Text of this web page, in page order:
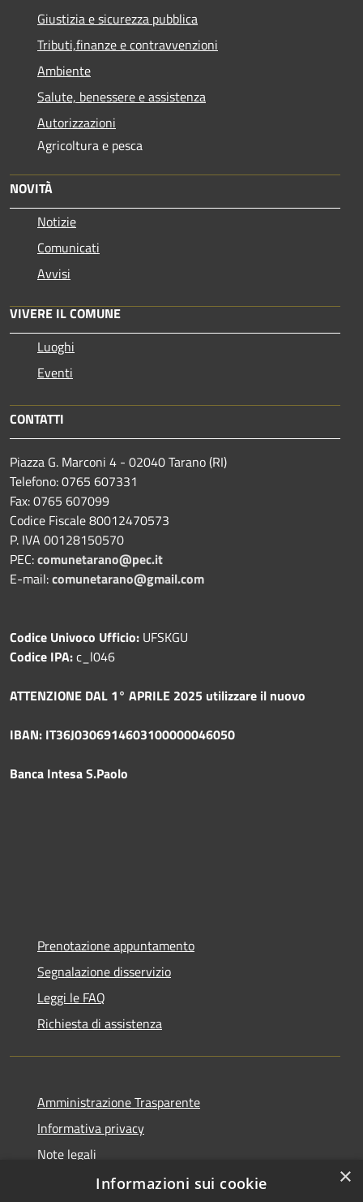
Giustizia e sicurezza pubblica
Tributi,finanze e contravvenzioni
Ambiente
Salute, benessere e assistenza
Autorizzazioni
Agricoltura e pesca
NOVITÀ
Notizie
Comunicati
Avvisi
VIVERE IL COMUNE
Luoghi
Eventi
CONTATTI
Piazza G. Marconi 4 - 02040 Tarano (RI)
Telefono: 0765 607331
Fax: 0765 607099
Codice Fiscale 80012470573
P. IVA 00128150570
PEC:comunetarano@pec.it
E-mail:comunetarano@gmail.com
Codice Univoco Ufficio: UFSKGU
Codice IPA:c_l046
ATTENZIONE DAL 1° APRILE 2025 utilizzare il nuovo
IBAN: IT36J0306914603100000046050
Banca Intesa S.Paolo
Prenotazione appuntamento
Segnalazione disservizio
Leggi le FAQ
Richiesta di assistenza
Amministrazione Trasparente
Informativa privacy
Note legali
Dichiarazione di accessibilità
×
Informazioni sui cookie